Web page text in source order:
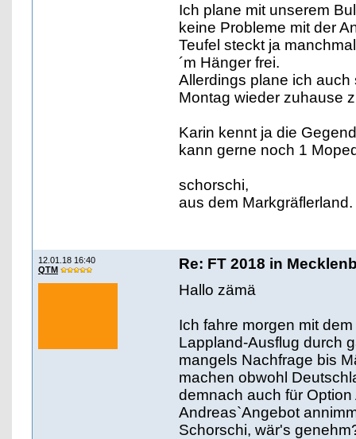
Ich plane mit unserem
keine Probleme mit der
Teufel steckt ja
´m Hänger frei.
Allerdings plane ich
Montag wieder zuhause
Karin kennt ja die
kann gerne noch 1
schorschi,
aus dem Markgräflerland.
12.01.18 16:40
QTM
Re: FT 2018 in
Hallo zämä
Ich fahre morgen mit
Lappland-Ausflug durch
mangels Nachfrage bis
machen obwohl
demnach auch für
Andreas`Angebot
Schorschi, wär's